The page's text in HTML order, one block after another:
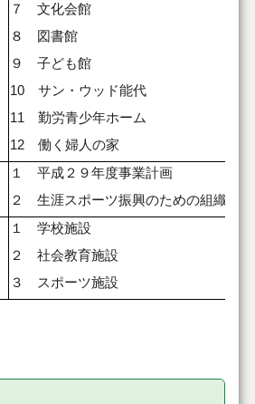
７ 文化会館
８ 図書館
９ 子ども館
10 サン・ウッド能代
11 勤労青少年ホーム
12 働く婦人の家
１ 平成２９年度事業計画
２ 生涯スポーツ振興のための組織
１ 学校施設
２ 社会教育施設
３ スポーツ施設